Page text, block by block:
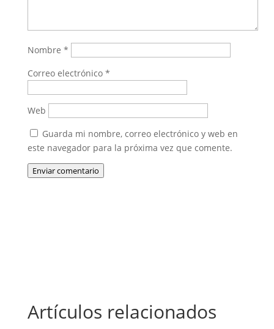
Nombre *
Correo electrónico *
Web
Guarda mi nombre, correo electrónico y web en
este navegador para la próxima vez que comente.
Enviar comentario
Artículos relacionados